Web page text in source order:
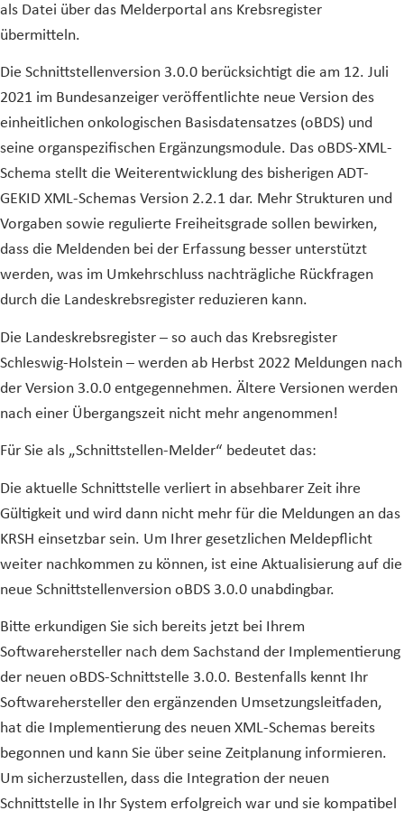
als Datei über das Melderportal ans Krebsregister
übermitteln.
Die Schnittstellenversion 3.0.0 berücksichtigt die am 12. Juli
2021 im Bundesanzeiger veröffentlichte neue Version des
einheitlichen onkologischen Basisdatensatzes (oBDS) und
seine organspezifischen Ergänzungsmodule. Das oBDS-XML-
Schema stellt die Weiterentwicklung des bisherigen ADT-
GEKID XML-Schemas Version 2.2.1 dar. Mehr Strukturen und
Vorgaben sowie regulierte Freiheitsgrade sollen bewirken,
dass die Meldenden bei der Erfassung besser unterstützt
werden, was im Umkehrschluss nachträgliche Rückfragen
durch die Landeskrebsregister reduzieren kann.
Die Landeskrebsregister – so auch das Krebsregister
Schleswig-Holstein – werden ab Herbst 2022 Meldungen nach
der Version 3.0.0 entgegennehmen. Ältere Versionen werden
nach einer Übergangszeit nicht mehr angenommen!
Für Sie als „Schnittstellen-Melder“ bedeutet das:
Die aktuelle Schnittstelle verliert in absehbarer Zeit ihre
Gültigkeit und wird dann nicht mehr für die Meldungen an das
KRSH einsetzbar sein. Um Ihrer gesetzlichen Meldepflicht
weiter nachkommen zu können, ist eine Aktualisierung auf die
neue Schnittstellenversion oBDS 3.0.0 unabdingbar.
Bitte erkundigen Sie sich bereits jetzt bei Ihrem
Softwarehersteller nach dem Sachstand der Implementierung
der neuen oBDS-Schnittstelle 3.0.0. Bestenfalls kennt Ihr
Softwarehersteller den ergänzenden Umsetzungsleitfaden,
hat die Implementierung des neuen XML-Schemas bereits
begonnen und kann Sie über seine Zeitplanung informieren.
Um sicherzustellen, dass die Integration der neuen
Schnittstelle in Ihr System erfolgreich war und sie kompatibel